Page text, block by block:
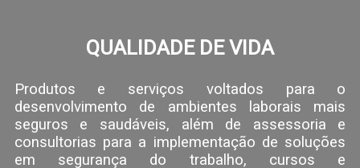
QUALIDADE DE VIDA
Produtos e serviços voltados para o
desenvolvimento de ambientes laborais mais
seguros e saudáveis, além de assessoria e
consultorias para a implementação de soluções
em segurança do trabalho, cursos e